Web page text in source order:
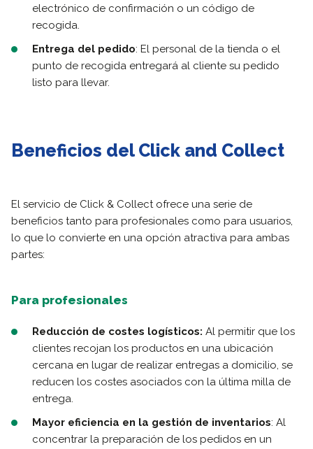
electrónico de confirmación o un código de
recogida.
Entrega del pedido: El personal de la tienda o el
punto de recogida entregará al cliente su pedido
listo para llevar.
Beneficios del Click and Collect
El servicio de Click & Collect ofrece una serie de
beneficios tanto para profesionales como para usuarios,
lo que lo convierte en una opción atractiva para ambas
partes:
Para profesionales
Reducción de costes logísticos: Al permitir que los
clientes recojan los productos en una ubicación
cercana en lugar de realizar entregas a domicilio, se
reducen los costes asociados con la última milla de
entrega.
Mayor eficiencia en la gestión de inventarios: Al
concentrar la preparación de los pedidos en un